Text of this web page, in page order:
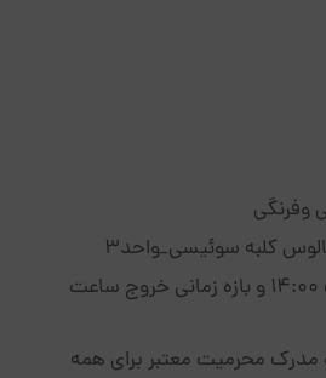
وفرنگی
کلبه سوئیسی_واحد3
_بازه زمانی ورود ساعت 14:00 و بازه زمانی خروج ساعت
مدرک محرمیت معتبر برای همه